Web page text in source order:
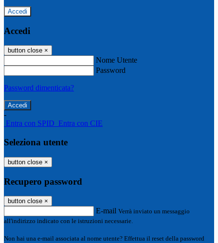
Accedi
Accedi
button close ×
Nome Utente
Password
Password dimenticata?
-
Entra con SPID Entra con CIE
Seleziona utente
button close ×
Recupero password
button close ×
E-mail Verrà inviato un messaggio
all'indirizzo indicato con le istruzioni necessarie.
Non hai una e-mail associata al nome utente? Effettua il reset della password